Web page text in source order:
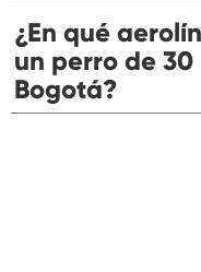
¿En qué
un perro de
Bogotá?